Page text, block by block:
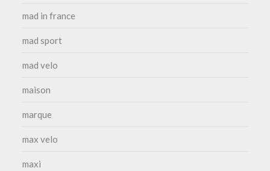
mad in france
mad sport
mad velo
maison
marque
max velo
maxi